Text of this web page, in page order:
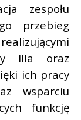
zespołu
przebieg
IIIa oraz
ich pracy
wsparciu
funkcję